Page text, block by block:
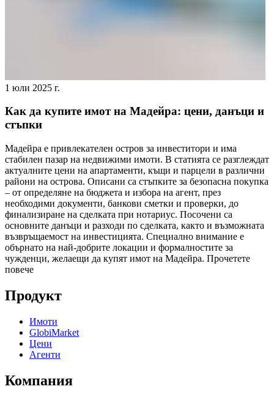
1 юли 2025 г.
Как да купите имот на Мадейра: цени, данъци и
стъпки
Мадейра е привлекателен остров за инвеститори и има
стабилен пазар на недвижими имоти. В статията се разглеждат
актуалните цени на апартаменти, къщи и парцели в различни
райони на острова. Описани са стъпките за безопасна покупка
– от определяне на бюджета и избора на агент, през
необходими документи, банкови сметки и проверки, до
финализиране на сделката при нотариус. Посочени са
основните данъци и разходи по сделката, както и възможната
възвръщаемост на инвестицията. Специално внимание е
обърнато на най-добрите локации и формалностите за
чужденци, желаещи да купят имот на Мадейра. Прочетете
повече
Продукт
Имоти
GlobiMarket
Цени
Агенти
Компания